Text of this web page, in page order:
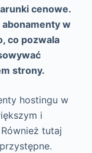
cenowe.
w
co pozwala
strony.
hostingu w
i
tutaj